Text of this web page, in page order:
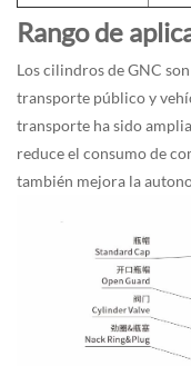
Rango de
Los cilindros de GNC
transporte público y
transporte ha sido
reduce el consumo de
también mejora la